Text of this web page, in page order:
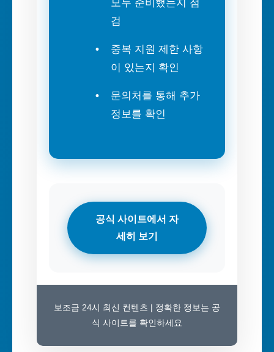
모두 준비했는지 점
검
중복 지원 제한 사항
이 있는지 확인
문의처를 통해 추가
정보를 확인
공식 사이트에서 자
세히 보기
보조금 24시 최신 컨텐츠 | 정확한 정보는 공
식 사이트를 확인하세요